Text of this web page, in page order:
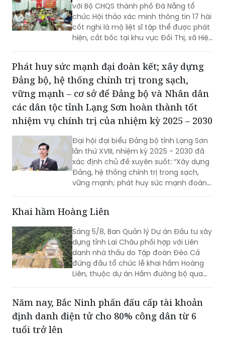
với Bộ CHQS thành phố Đà Nẵng tổ
chức Hội thảo xác minh thông tin 17 hài
cốt nghi là mộ liệt sĩ tập thể được phát
hiện, cất bốc tại khu vực Đồi Thị, xã Hiệp
Phát huy sức mạnh đại đoàn kết; xây dựng
Đảng bộ, hệ thống chính trị trong sạch,
vững mạnh – cơ sở để Đảng bộ và Nhân dân
các dân tộc tỉnh Lạng Sơn hoàn thành tốt
nhiệm vụ chính trị của nhiệm kỳ 2025 – 2030
Đại hội đại biểu Đảng bộ tỉnh Lạng Sơn
lần thứ XVIII, nhiệm kỳ 2025 - 2030 đã
xác định chủ đề xuyên suốt: “Xây dựng
Đảng, hệ thống chính trị trong sạch,
vững mạnh; phát huy sức mạnh đoàn
Lạng Sơn trở thành một cực tăng
trưởng của vùng Trung du và miền núi
Bắc Bộ”. Đây không chỉ là việc tổng kết
thực tiễn một cách toàn diện từ nhiệm
kỳ 2020 - 2025, mà còn thể hiện rõ
tầm nhìn, bản lĩnh và quyết tâm chính
trị của Đảng bộ tỉnh trong giai đoạn
Khai hầm Hoàng Liên
Sáng 5/8, Ban Quản lý Dự án Đầu tư xây
dựng tỉnh Lai Châu phối hợp với Liên
danh nhà thầu do Tập đoàn Đèo Cả
đứng đầu tổ chức lễ khai hầm Hoàng
Liên, thuộc dự án Hầm đường bộ qua
Năm nay, Bắc Ninh phấn đấu cấp tài khoản
định danh điện tử cho 80% công dân từ 6
tuổi trở lên